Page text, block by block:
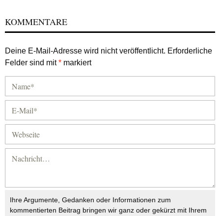
KOMMENTARE
Deine E-Mail-Adresse wird nicht veröffentlicht. Erforderliche
Felder sind mit* markiert
Ihre Argumente, Gedanken oder Informationen zum
kommentierten Beitrag bringen wir ganz oder gekürzt mit Ihrem